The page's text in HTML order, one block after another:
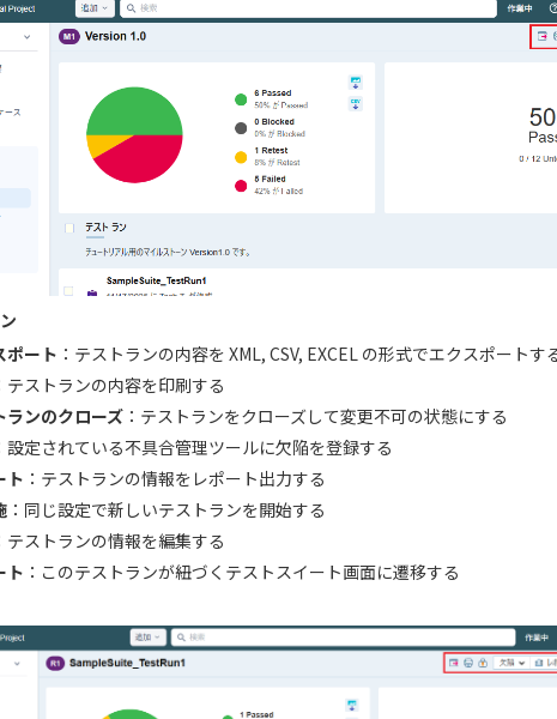
ポート ：テストランの内容を XML, CSV, EXCEL の形式でエクスポートす
テストランの内容を印刷する
ランのクローズ ：テストランをクローズして変更不可の状態にする
設定されている不具合管理ツールに欠陥を登録する
ト ：テストランの情報をレポート出力する
：同じ設定で新しいテストランを開始する
テストランの情報を編集する
ト ：このテストランが紐づくテストスイート画面に遷移する